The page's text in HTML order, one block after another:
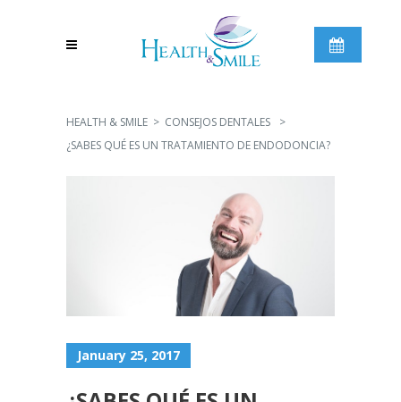
HEALTH & SMILE > CONSEJOS DENTALES
>
¿SABES QUÉ ES UN TRATAMIENTO DE ENDODONCIA?
January 25, 2017